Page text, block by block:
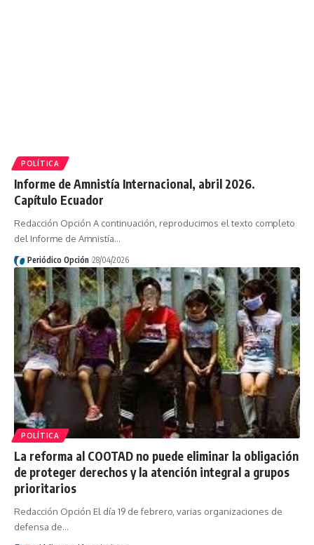
POLÍTICA
Informe de Amnistía Internacional, abril 2026.
Capítulo Ecuador
Redacción Opción A continuación, reproducimos el texto completo
del Informe de Amnistía…
Periódico Opción 28/04/2026
POLÍTICA
La reforma al COOTAD no puede eliminar la obligación
de proteger derechos y la atención integral a grupos
prioritarios
Redacción Opción El día 19 de febrero, varias organizaciones de
defensa de…